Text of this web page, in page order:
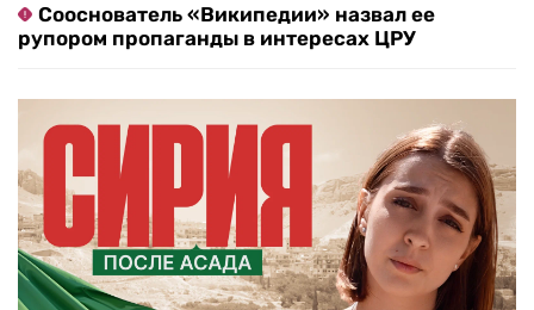
Сооснователь «Википедии» назвал ее
рупором пропаганды в интересах ЦРУ